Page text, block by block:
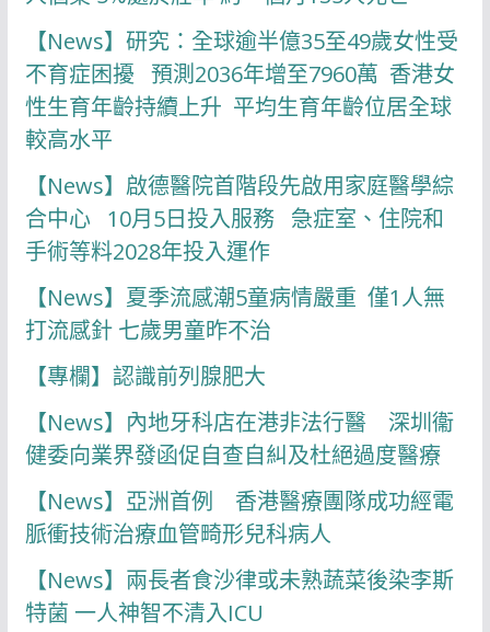
【News】研究：全球逾半億35至49歲女性受
不育症困擾 預測2036年增至7960萬 香港女
性生育年齡持續上升 平均生育年齡位居全球
較高水平
【News】啟德醫院首階段先啟用家庭醫學綜
合中心 10月5日投入服務 急症室、住院和
手術等料2028年投入運作
【News】夏季流感潮5童病情嚴重 僅1人無
打流感針 七歲男童昨不治
【專欄】認識前列腺肥大
【News】內地牙科店在港非法行醫 深圳衞
健委向業界發函促自查自糾及杜絕過度醫療
【News】亞洲首例 香港醫療團隊成功經電
脈衝技術治療血管畸形兒科病人
【News】兩長者食沙律或未熟蔬菜後染李斯
特菌 一人神智不清入ICU